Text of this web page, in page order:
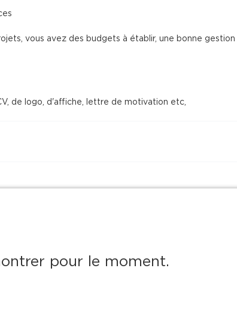
vous avez des budgets à établir, une bonne gestion
de logo, d'affiche, lettre de motivation etc,
pour le moment.